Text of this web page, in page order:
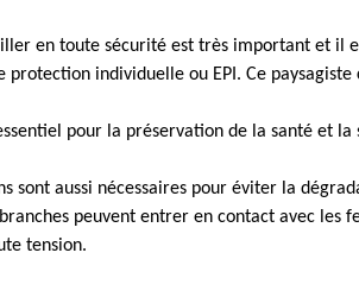
en toute sécurité est très important et il
protection individuelle ou EPI. Ce
pour la préservation de la santé et
sont aussi nécessaires pour éviter la
peuvent entrer en contact avec les
tension.